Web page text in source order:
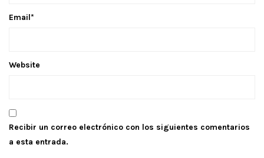
Email*
Website
Recibir un correo electrónico con los siguientes comentarios
a esta entrada.